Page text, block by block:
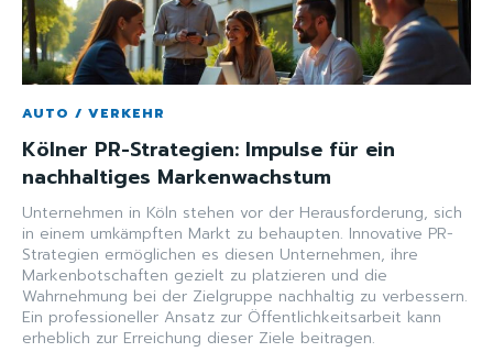
AUTO / VERKEHR
Kölner PR-Strategien: Impulse für ein
nachhaltiges Markenwachstum
Unternehmen in Köln stehen vor der Herausforderung, sich
in einem umkämpften Markt zu behaupten. Innovative PR-
Strategien ermöglichen es diesen Unternehmen, ihre
Markenbotschaften gezielt zu platzieren und die
Wahrnehmung bei der Zielgruppe nachhaltig zu verbessern.
Ein professioneller Ansatz zur Öffentlichkeitsarbeit kann
erheblich zur Erreichung dieser Ziele beitragen.